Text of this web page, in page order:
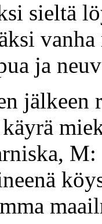
sieltä
ja
jälkeen